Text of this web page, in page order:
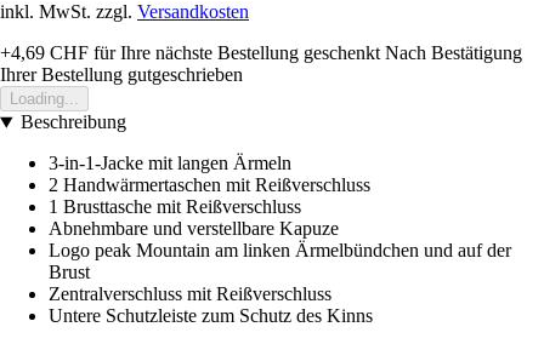
inkl. MwSt. zzgl. Versandkosten
+4,69 CHF für Ihre nächste Bestellung geschenkt Nach Bestätigung
Ihrer Bestellung gutgeschrieben
Loading...
Beschreibung
3-in-1-Jacke mit langen Ärmeln
2 Handwärmertaschen mit Reißverschluss
1 Brusttasche mit Reißverschluss
Abnehmbare und verstellbare Kapuze
Logo peak Mountain am linken Ärmelbündchen und auf der
Brust
Zentralverschluss mit Reißverschluss
Untere Schutzleiste zum Schutz des Kinns